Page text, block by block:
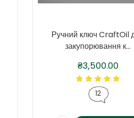
Ручний ключ CraftOil
закупорювання к...
₴3,500.00
12